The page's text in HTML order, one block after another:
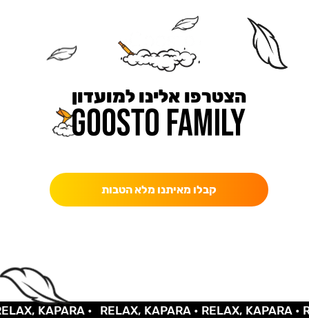
הצטרפו אלינו למועדון
קבלו מאיתנו מלא הטבות
KAPARA • RELAX, KAPARA •RELAX, KAPARA •